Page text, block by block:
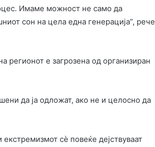
Имаме можност не само да
сон на цела една генерација”, рече
регионот е загрозена од организиран
да ја одложат, ако не и целосно да
сè повеќе дејствуваат